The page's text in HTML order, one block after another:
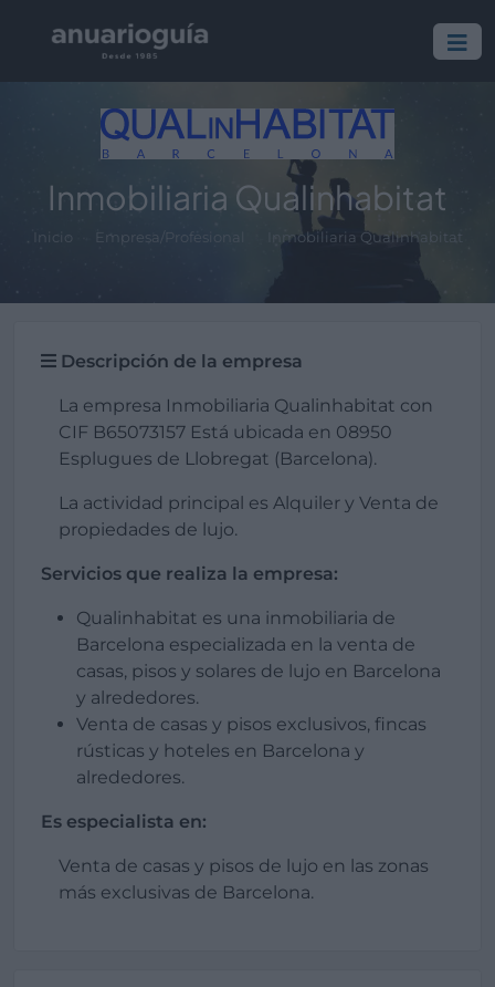
Inmobiliaria Qualinhabitat
Inicio Empresa/Profesional Inmobiliaria Qualinhabitat
Descripción de la empresa
La empresa Inmobiliaria Qualinhabitat con
CIF B65073157 Está ubicada en 08950
Esplugues de Llobregat (Barcelona).
La actividad principal es Alquiler y Venta de
propiedades de lujo.
Servicios que realiza la empresa:
Qualinhabitat es una inmobiliaria de
Barcelona especializada en la venta de
casas, pisos y solares de lujo en Barcelona
y alrededores.
Venta de casas y pisos exclusivos, fincas
rústicas y hoteles en Barcelona y
alrededores.
Es especialista en:
Venta de casas y pisos de lujo en las zonas
más exclusivas de Barcelona.